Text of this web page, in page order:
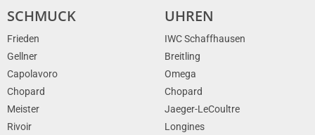
SCHMUCK
Frieden
Gellner
Capolavoro
Chopard
Meister
Rivoir
UHREN
IWC Schaffhausen
Breitling
Omega
Chopard
Jaeger-LeCoultre
Longines